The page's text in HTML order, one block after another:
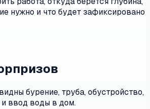
нужно и что будет зафиксировано
бурение, труба, обустройство,
и ввод воды в дом.